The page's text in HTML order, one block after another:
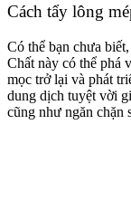
Cách tẩy lông
Có thể bạn chưa
Chất này có thể phá
mọc trở lại và phát
dung dịch tuyệt vời
cũng như ngăn chặn